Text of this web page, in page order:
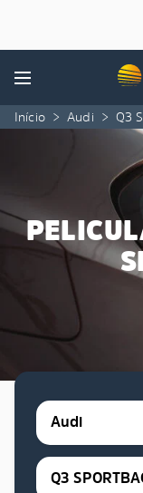
Menu
Início > Audi > Q3
Audi
Q3